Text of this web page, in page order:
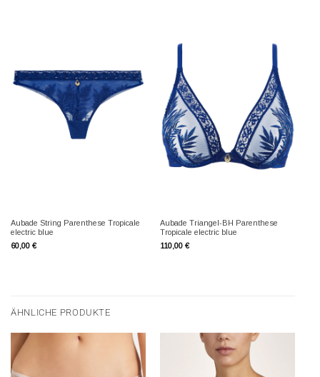
Aubade String Parenthese Tropicale
electric blue
60,00 €
Aubade Triangel-BH Parenthese
Tropicale electric blue
110,00 €
ÄHNLICHE PRODUKTE